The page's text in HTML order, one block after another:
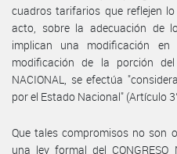
cuadros tarifarios que reflejen
acto, sobre la adecuación de
implican una modificación
modificación de la porción
NACIONAL, se efectúa
por el Estado Nacional" (Artículo
Que tales compromisos no son
una ley formal del CONGRESO